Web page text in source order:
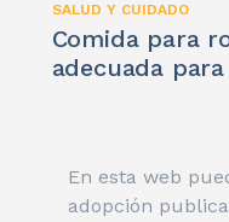
SALUD Y CUIDADO
Comida para
adecuada
En esta web
adopción